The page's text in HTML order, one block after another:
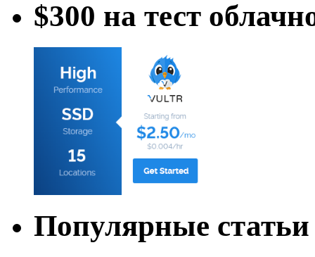
$300 на тест
Популярные статьи